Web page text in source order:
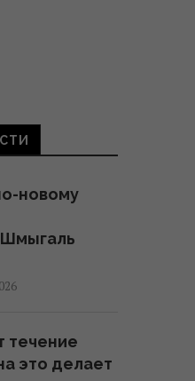
новому
течение
это делает